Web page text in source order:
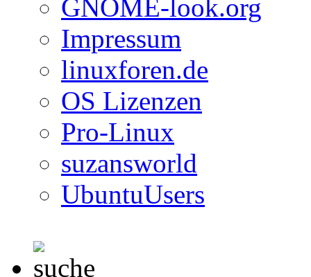
GNOME-look.org
Impressum
linuxforen.de
OS Lizenzen
Pro-Linux
suzansworld
UbuntuUsers